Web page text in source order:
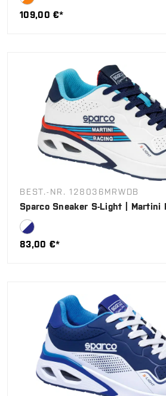
109,00 €*
BEST.-NR. 128036MRWDB
Sparco Sneaker S-Light | Martini
83,00 €*